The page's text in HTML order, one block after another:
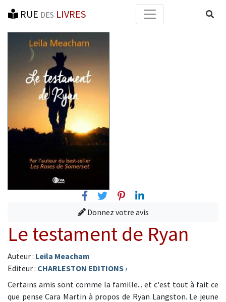
RUE DES LIVRES
FacebookTwitterPinterest
Linkedin
Donnez votre avis
Le testament de Ryan
Auteur : Leila Meacham
Editeur : CHARLESTON EDITIONS ›
Certains amis sont comme la famille... et c'est tout à fait ce
que pense Cara Martin à propos de Ryan Langston. Le jeune